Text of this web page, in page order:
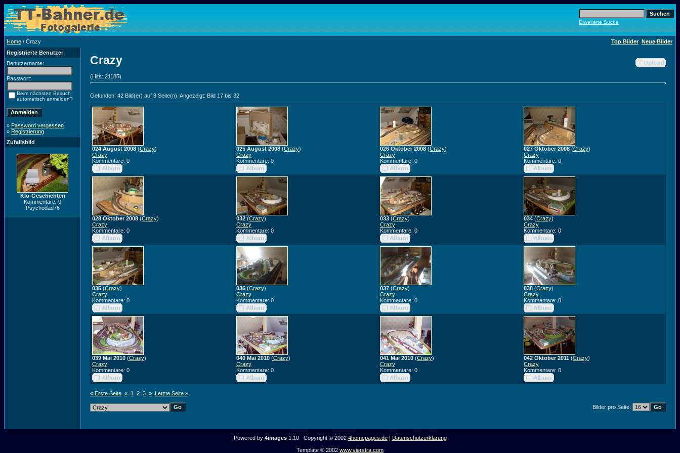
Erweiterte Suche
Home / Crazy Top Bilder Neue Bilder
Registrierte Benutzer
Benutzername:
Passwort:
Beim nächsten Besuch
automatisch anmelden?
» Password vergessen
» Registrierung
Zufallsbild
Klo-Geschichten
Kommentare: 0
Psychodad76
Crazy
(Hits: 21185)
Gefunden: 42 Bild(er) auf 3 Seite(n). Angezeigt: Bild 17 bis 32.
024 August 2008 (Crazy)
Crazy
Kommentare: 0
025 August 2008 (Crazy)
Crazy
Kommentare: 0
026 Oktober 2008 (Crazy)
Crazy
Kommentare: 0
027 Oktober 2008 (Crazy)
Crazy
Kommentare: 0
028 Oktober 2008 (Crazy)
Crazy
Kommentare: 0
032 (Crazy)
Crazy
Kommentare: 0
033 (Crazy)
Crazy
Kommentare: 0
034 (Crazy)
Crazy
Kommentare: 0
035 (Crazy)
Crazy
Kommentare: 0
036 (Crazy)
Crazy
Kommentare: 0
037 (Crazy)
Crazy
Kommentare: 0
038 (Crazy)
Crazy
Kommentare: 0
039 Mai 2010 (Crazy)
Crazy
Kommentare: 0
040 Mai 2010 (Crazy)
Crazy
Kommentare: 0
041 Mai 2010 (Crazy)
Crazy
Kommentare: 0
042 Oktober 2011 (Crazy)
Crazy
Kommentare: 0
« Erste Seite « 1 2 3 » Letzte Seite »
Bilder pro Seite:
Powered by 4images1.10 Copyright © 2002 4homepages.de| Datenschutzerklärung
Template © 2002 www.vierstra.com